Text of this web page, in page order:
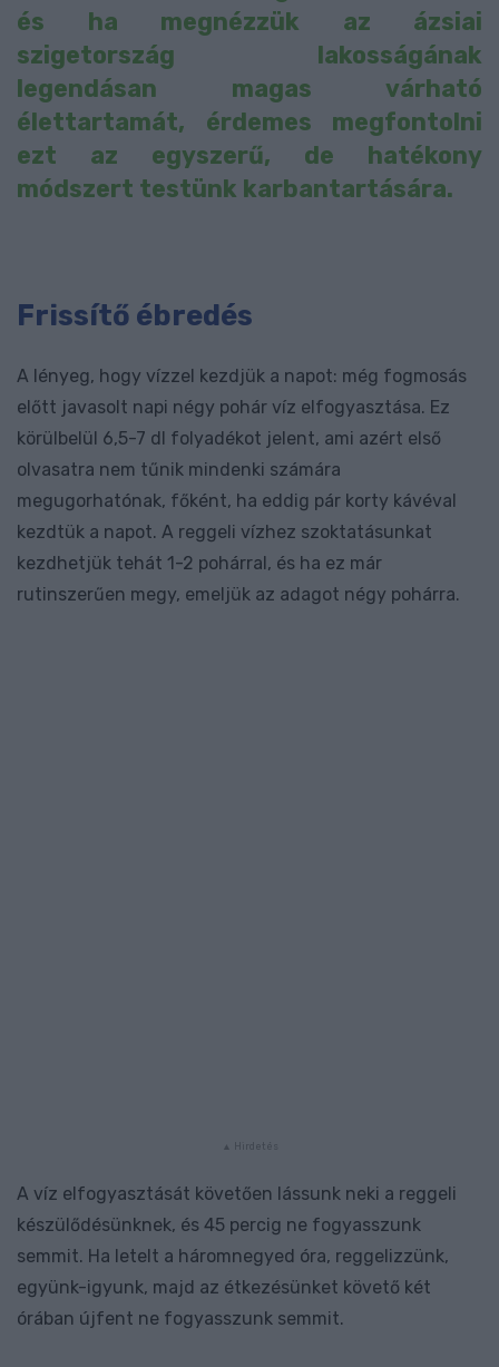
és ha megnézzük az ázsiai
szigetország lakosságának
legendásan magas várható
élettartamát, érdemes megfontolni
ezt az egyszerű, de hatékony
módszert testünk karbantartására.
Frissítő ébredés
A lényeg, hogy vízzel kezdjük a napot: még fogmosás
előtt javasolt napi négy pohár víz elfogyasztása. Ez
körülbelül 6,5-7 dl folyadékot jelent, ami azért első
olvasatra nem tűnik mindenki számára
megugorhatónak, főként, ha eddig pár korty kávéval
kezdtük a napot. A reggeli vízhez szoktatásunkat
kezdhetjük tehát 1-2 pohárral, és ha ez már
rutinszerűen megy, emeljük az adagot négy pohárra.
A víz elfogyasztását követően lássunk neki a reggeli
készülődésünknek, és 45 percig ne fogyasszunk
semmit. Ha letelt a háromnegyed óra, reggelizzünk,
együnk-igyunk, majd az étkezésünket követő két
órában újfent ne fogyasszunk semmit.